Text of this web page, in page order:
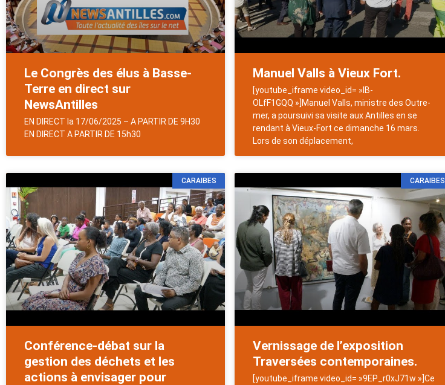
Le Congrès des élus à Basse-
Terre en direct sur
NewsAntilles
EN DIRECT la 17/06/2025 – A PARTIR DE 9H30
EN DIRECT A PARTIR DE 15h30
Manuel Valls à Vieux Fort.
[youtube_iframe video_id= »IB-
OLfF1GQQ »]Manuel Valls, ministre des Outre-
mer, a poursuivi sa visite aux Antilles en se
rendant à Vieux-Fort ce dimanche 16 mars.
Lors de son déplacement,
CARAIBES
Conférence-débat sur la
gestion des déchets et les
actions à envisager pour
CARAIBES
Vernissage de l’exposition
Traversées contemporaines.
[youtube_iframe video_id= »9EP_r0xJ71w »]Ce